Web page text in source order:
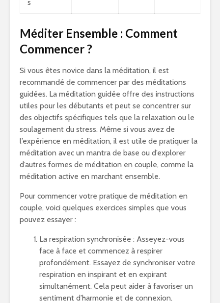
s
Méditer Ensemble : Comment
Commencer ?
Si vous êtes novice dans la méditation, il est
recommandé de commencer par des méditations
guidées. La méditation guidée offre des instructions
utiles pour les débutants et peut se concentrer sur
des objectifs spécifiques tels que la relaxation ou le
soulagement du stress. Même si vous avez de
l’expérience en méditation, il est utile de pratiquer la
méditation avec un mantra de base ou d’explorer
d’autres formes de méditation en couple, comme la
méditation active en marchant ensemble.
Pour commencer votre pratique de méditation en
couple, voici quelques exercices simples que vous
pouvez essayer :
La respiration synchronisée : Asseyez-vous
face à face et commencez à respirer
profondément. Essayez de synchroniser votre
respiration en inspirant et en expirant
simultanément. Cela peut aider à favoriser un
sentiment d’harmonie et de connexion.